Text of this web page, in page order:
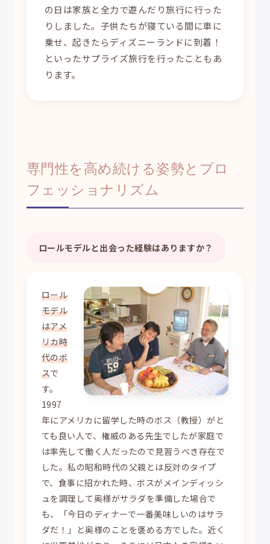
の日は家族と全力で遊んだり旅行に行った
りしました。子供たちが寝ている間に車に
乗せ、起きたらディズニーランドに到着！
といったサプライズ旅行を行ったこともあ
ります。
専門性を高め続ける姿勢とプロ
フェッショナリズム
ロールモデルと出会った経験はありますか？
ロール
モデル
はアメ
リカ時
代のボ
スで
す。
1997
年にアメリカに留学した時のボス（教授）がと
ても良い人で、権威のある先生でしたが家庭で
は率先して働く人だったので見習うべき存在で
した。私の昭和時代の父親とは反対のタイプ
で、食事に招かれた時、ボスがメインディッシ
ュを調理して奥様がサラダを準備した場合で
も、「今日のディナーで一番美味しいのはサラ
ダだ！」と奥様のことを褒める方でした。近く